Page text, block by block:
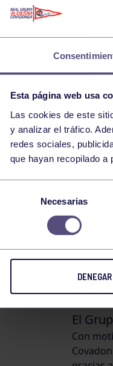
Esta página web usa
Las cookies de este
y analizar el tráfico.
redes sociales,
que hayan recopilado a
consentimiento
Necesarias
DENEGAR
Otras
El
Con